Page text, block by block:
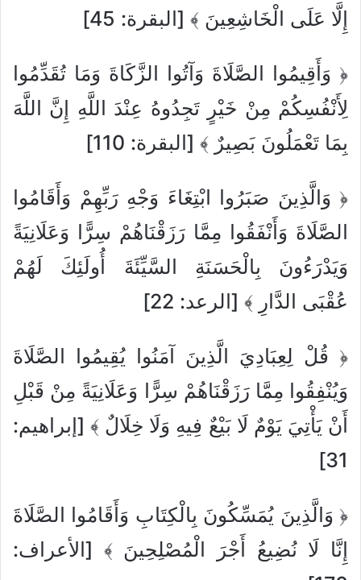
إِلَّا عَلَى الْخَاشِعِينَ ﴾ [البقرة: 45]
﴿ وَأَقِيمُوا الصَّلَاةَ وَآتُوا الزَّكَاةَ وَمَا تُقَدِّمُوا
لِأَنْفُسِكُمْ مِنْ خَيْرٍ تَجِدُوهُ عِنْدَ اللَّهِ إِنَّ اللَّهَ
بِمَا تَعْمَلُونَ بَصِيرٌ ﴾ [البقرة: 110]
﴿ وَالَّذِينَ صَبَرُوا ابْتِغَاءَ وَجْهِ رَبِّهِمْ وَأَقَامُوا
الصَّلَاةَ وَأَنْفَقُوا مِمَّا رَزَقْنَاهُمْ سِرًّا وَعَلَانِيَةً
وَيَدْرَءُونَ بِالْحَسَنَةِ السَّيِّئَةَ أُولَئِكَ لَهُمْ
عُقْبَى الدَّارِ ﴾ [الرعد: 22]
﴿ قُلْ لِعِبَادِيَ الَّذِينَ آمَنُوا يُقِيمُوا الصَّلَاةَ
وَيُنْفِقُوا مِمَّا رَزَقْنَاهُمْ سِرًّا وَعَلَانِيَةً مِنْ قَبْلِ
أَنْ يَأْتِيَ يَوْمٌ لَا بَيْعٌ فِيهِ وَلَا خِلَالٌ ﴾ [إبراهيم:
31]
﴿ وَالَّذِينَ يُمَسِّكُونَ بِالْكِتَابِ وَأَقَامُوا الصَّلَاةَ
إِنَّا لَا نُضِيعُ أَجْرَ الْمُصْلِحِينَ ﴾ [الأعراف: